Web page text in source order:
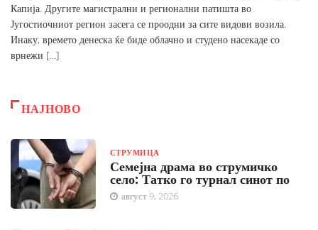
Капија. Другите магистрални и регионални патишта во
Југостиочниот регион засега се проодни за сите видови возила.
Инаку, времето денеска ќе биде облачно и студено насекаде со
врнежи […]
НАЈНОВО
СТРУМИЦА
Семејна драма во струмичко
село: Татко го турнал синот по
август 9, 2026